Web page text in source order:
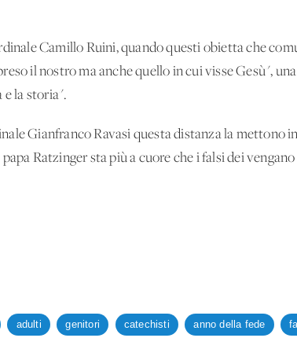
Camillo Ruini, quando questi obietta che
il nostro ma anche quello in cui visse Gesù",
e la storia".
Gianfranco Ravasi questa distanza la mettono
Ratzinger sta più a cuore che i falsi dei
adulti genitori catechisti anno della fede